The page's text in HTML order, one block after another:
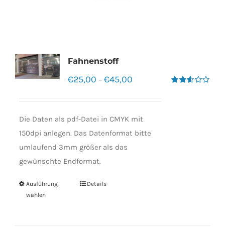
Fahnenstoff
€25,00 – €45,00
Die Daten als pdf-Datei in CMYK mit
150dpi anlegen. Das Datenformat bitte
umlaufend 3mm größer als das
gewünschte Endformat.
Ausführung
wählen
Details